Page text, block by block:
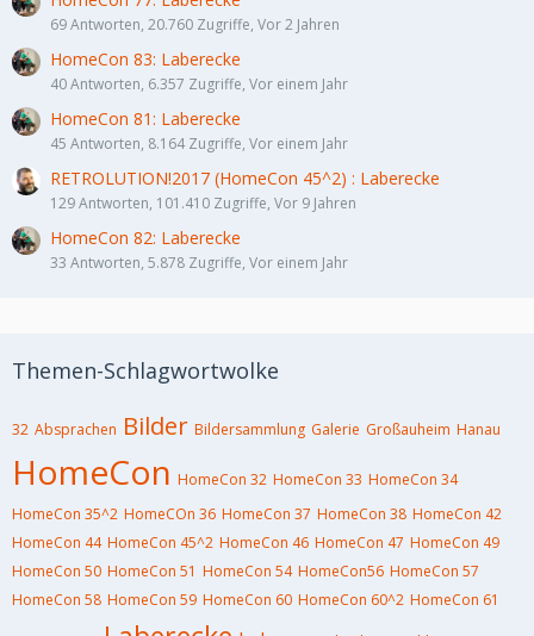
69 Antworten, 20.760 Zugriffe, Vor 2 Jahren
HomeCon 83: Laberecke
40 Antworten, 6.357 Zugriffe, Vor einem Jahr
HomeCon 81: Laberecke
45 Antworten, 8.164 Zugriffe, Vor einem Jahr
RETROLUTION!2017 (HomeCon 45^2) : Laberecke
129 Antworten, 101.410 Zugriffe, Vor 9 Jahren
HomeCon 82: Laberecke
33 Antworten, 5.878 Zugriffe, Vor einem Jahr
Themen-Schlagwortwolke
32 Absprachen Bilder Bildersammlung Galerie Großauheim Hanau
HomeCon HomeCon 32 HomeCon 33 HomeCon 34
HomeCon 35^2 HomeCOn 36 HomeCon 37 HomeCon 38 HomeCon 42
HomeCon 44 HomeCon 45^2 HomeCon 46 HomeCon 47 HomeCon 49
HomeCon 50 HomeCon 51 HomeCon 54 HomeCon56 HomeCon 57
HomeCon 58 HomeCon 59 HomeCon 60 HomeCon 60^2 HomeCon 61